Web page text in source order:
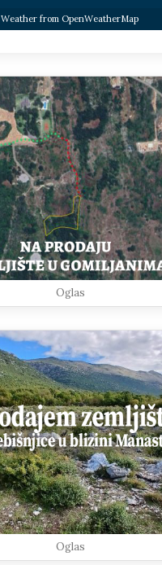
Weather from OpenWeatherMap
Oglas
Oglas